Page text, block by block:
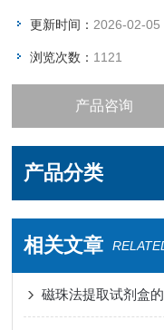
更新时间： 2026-02-05
浏览次数： 1121
产品咨询
产品分类
相关文章
磁珠法提取试剂盒